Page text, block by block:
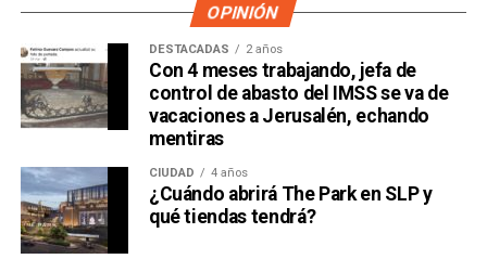
OPINIÓN
DESTACADAS 2 años
Con 4 meses trabajando, jefa de
control de abasto del IMSS se va de
vacaciones a Jerusalén, echando
mentiras
CIUDAD 4 años
¿Cuándo abrirá The Park en SLP y
qué tiendas tendrá?